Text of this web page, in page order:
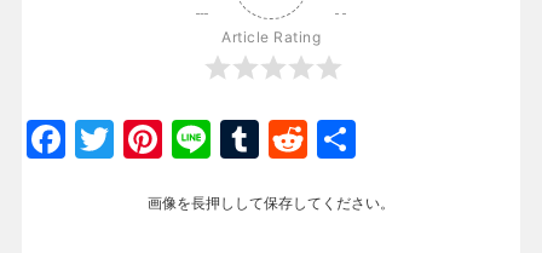
Article Rating
Facebook
Twitter
Pinterest
LineTumblr
Reddit
画像を長押しして保存してください。